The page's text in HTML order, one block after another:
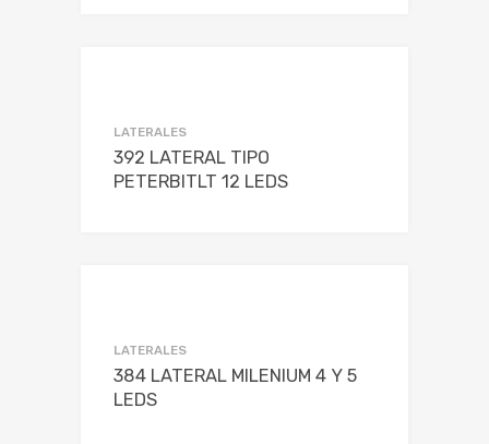
LATERALES
392 LATERAL TIPO
PETERBITLT 12 LEDS
LATERALES
384 LATERAL MILENIUM 4 Y 5
LEDS